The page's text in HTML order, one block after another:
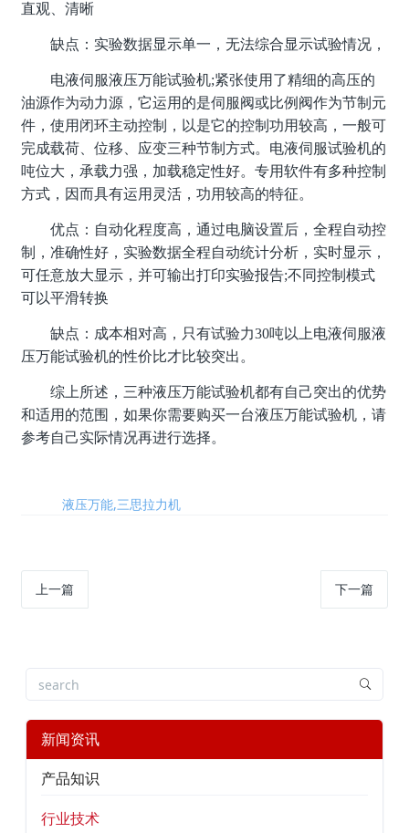
直观、清晰
缺点：实验数据显示单一，无法综合显示试验情况，
电液伺服液压万能试验机;紧张使用了精细的高压的
油源作为动力源，它运用的是伺服阀或比例阀作为节制元
件，使用闭环主动控制，以是它的控制功用较高，一般可
完成载荷、位移、应变三种节制方式。电液伺服试验机的
吨位大，承载力强，加载稳定性好。专用软件有多种控制
方式，因而具有运用灵活，功用较高的特征。
优点：自动化程度高，通过电脑设置后，全程自动控
制，准确性好，实验数据全程自动统计分析，实时显示，
可任意放大显示，并可输出打印实验报告;不同控制模式
可以平滑转换
缺点：成本相对高，只有试验力30吨以上电液伺服液
压万能试验机的性价比才比较突出。
综上所述，三种液压万能试验机都有自己突出的优势
和适用的范围，如果你需要购买一台液压万能试验机，请
参考自己实际情况再进行选择。
液压万能,三思拉力机
上一篇 下一篇
新闻资讯
产品知识
行业技术